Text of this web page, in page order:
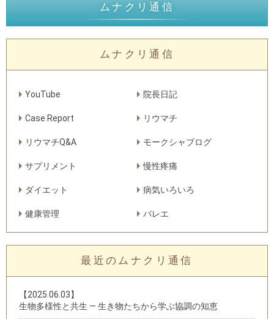
ムナクリ通信
ムナクリ通信
YouTube 院長日記
Case Report リウマチ
リウマチQ&A モークシャブログ
サプリメント 慢性疼痛
ダイエット 病気いろいろ
健康管理 バレエ
最近のムナクリ通信
【2025.06.03】
生物多様性と共生 — 生き物たちから学ぶ協調の知恵